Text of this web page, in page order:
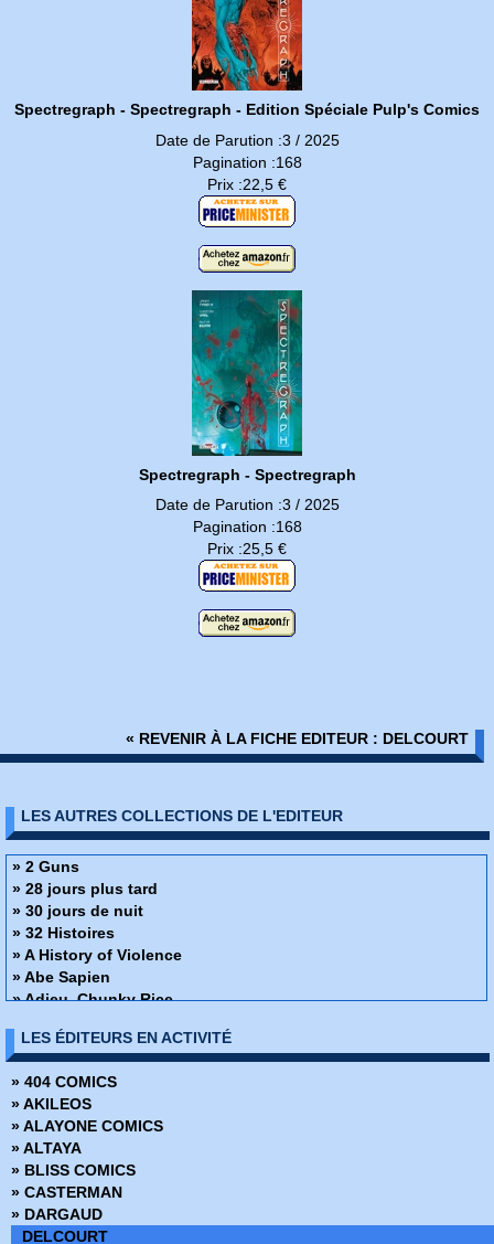
Spectregraph - Spectregraph - Edition Spéciale Pulp's Comics
Date de Parution :3 / 2025
Pagination :168
Prix :22,5 €
Spectregraph - Spectregraph
Date de Parution :3 / 2025
Pagination :168
Prix :25,5 €
« REVENIR À LA FICHE EDITEUR : DELCOURT
LES AUTRES COLLECTIONS DE L'EDITEUR
» 2 Guns
» 28 jours plus tard
» 30 jours de nuit
» 32 Histoires
» A History of Violence
» Abe Sapien
» Adieu, Chunky Rice
» Alex + Ada
» Ange ou Démon
» Apprendre à dessiner des super-héros
» Arrowsmith
» Assistante & Exécutrice
» Astronauts in trouble
» Athena
» Attoneen
» Au cœur de la tempête
LES ÉDITEURS EN ACTIVITÉ
» 404 COMICS
» AKILEOS
» ALAYONE COMICS
» ALTAYA
» BLISS COMICS
» CASTERMAN
» DARGAUD
DELCOURT